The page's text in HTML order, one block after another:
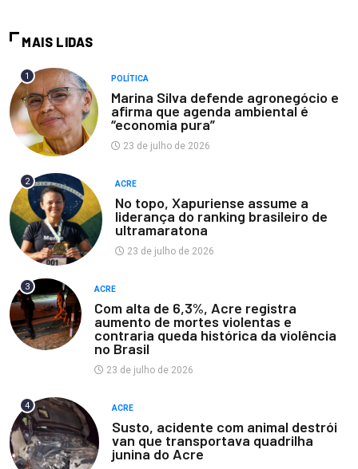
MAIS LIDAS
1 POLÍTICA
Marina Silva defende agronegócio e
afirma que agenda ambiental é
“economia pura”
23 de julho de 2026
2 ACRE
No topo, Xapuriense assume a
liderança do ranking brasileiro de
ultramaratona
23 de julho de 2026
3 ACRE
Com alta de 6,3%, Acre registra
aumento de mortes violentas e
contraria queda histórica da violência
no Brasil
23 de julho de 2026
4 ACRE
Susto, acidente com animal destrói
van que transportava quadrilha
junina do Acre